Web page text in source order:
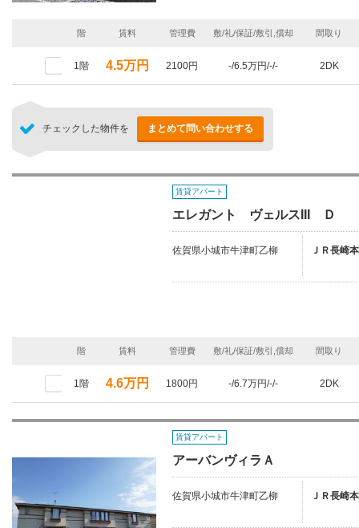
階 賃料 管理費 敷/礼/保証/敷引,償却 間取り
1階 4.5万円 2100円 -/6.5万円/-/- 2DK
チェックした物件を まとめて問い合わせする
賃貸アパート
エレガント ヴェルスIII Ｄ
佐賀県小城市牛津町乙柳 ＪＲ長崎
階 賃料 管理費 敷/礼/保証/敷引,償却 間取り
1階 4.6万円 1800円 -/6.7万円/-/- 2DK
賃貸アパート
アーバンヴィラＡ
佐賀県小城市牛津町乙柳 ＪＲ長崎